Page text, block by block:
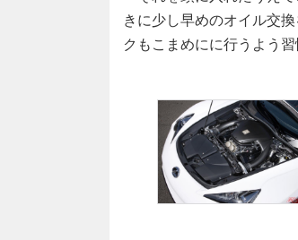
きに少し早めのオイル交
クもこまめにに行うよう